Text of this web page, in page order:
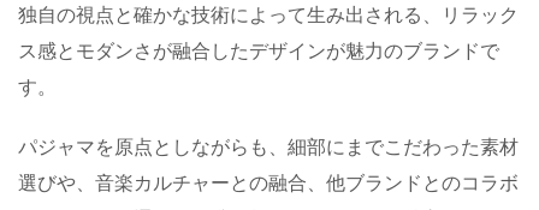
独自の視点と確かな技術によって生み出される、リラック
ス感とモダンさが融合したデザインが魅力のブランドで
す。
パジャマを原点としながらも、細部にまでこだわった素材
選びや、音楽カルチャーとの融合、他ブランドとのコラボ